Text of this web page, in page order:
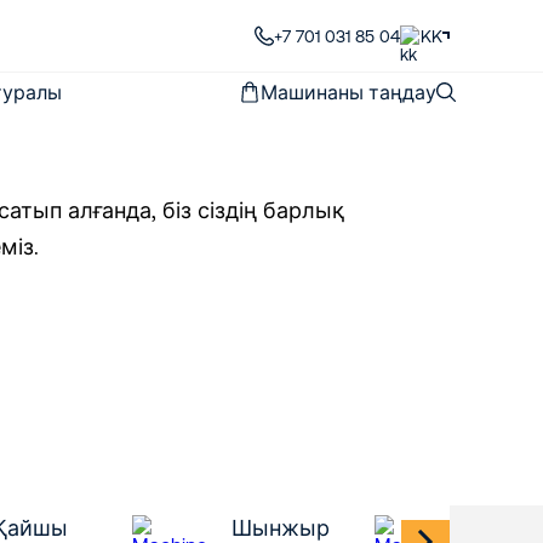
+7 701 031 85 04 KK
Машинаны таңдау
алғанда, біз сіздің барлық
Шынжыр